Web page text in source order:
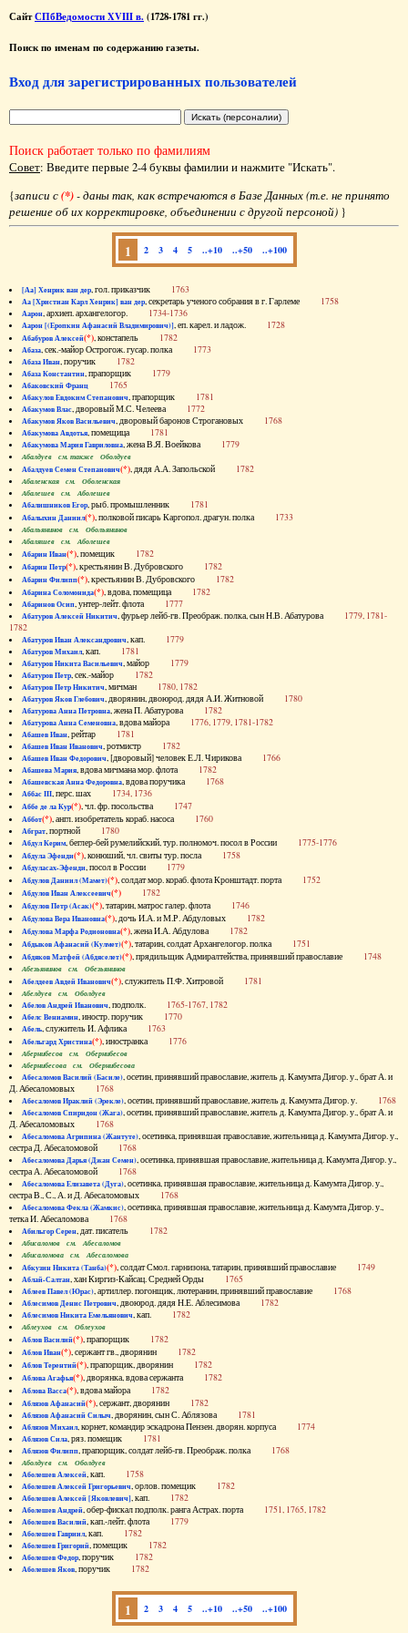
СайтСПбВедомости XVIII в. (1728-1781 гг.)
Поиск по именам по содержанию газеты.
Вход для зарегистрированных пользователей
Поиск работает только по фамилиям
Совет: Введите первые 2-4 буквы фамилии и нажмите "Искать".
{записи с(*)- даны так, как встречаются в Базе Данных (т.е. не принято
решение об их корректировке, объединении с другой персоной) }
1 2 3 4 5 ..+10 ..+50 ..+100
[Аа] Хенрик ван дер, гол. приказчик 1763
Аа [Христиан Карл Хенрик] ван дер, секретарь ученого собрания в г. Гарлеме 1758
Аарон, архиеп. архангелогор. 1734-1736
Аарон [(Еропкин Афанасий Владимирович)], еп. карел. и ладож. 1728
Абабуров Алексей(*), констапель 1782
Абаза, сек.-майор Острогож. гусар. полка 1773
Абаза Иван, поручик 1782
Абаза Константин, прапорщик 1779
Абаковский Франц 1765
Абакулов Евдоким Степанович, прапорщик 1781
Абакумов Влас, дворовый М.С. Челеева 1772
Абакумов Яков Васильевич, дворовый баронов Строгановых 1768
Абакумова Авдотья, помещица 1781
Абакумова Мария Гавриловна, жена В.Я. Воейкова 1779
Абалдуев см. также Оболдуев
Абалдуев Семен Степанович(*), дядя А.А. Запольской 1782
Абаленская см. Оболенская
Абалешев см. Аболешев
Абалишников Егор, рыб. промышленник 1781
Абалыхин Даниил(*), полковой писарь Каргопол. драгун. полка 1733
Абальянинов см. Обольянинов
Абаляшев см. Аболешев
Абарин Иван(*), помещик 1782
Абарин Петр(*), крестьянин В. Дубровского 1782
Абарин Филипп(*), крестьянин В. Дубровского 1782
Абарина Соломонида(*), вдова, помещица 1782
Абаринов Осип, унтер-лейт. флота 1777
Абатуров Алексей Никитич, фурьер лейб-гв. Преображ. полка, сын Н.В. Абатурова 1779, 1781-
1782
Абатуров Иван Александрович, кап. 1779
Абатуров Михаил, кап. 1781
Абатуров Никита Васильевич, майор 1779
Абатуров Петр, сек.-майор 1782
Абатуров Петр Никитич, мичман 1780, 1782
Абатуров Яков Глебович, дворянин, двоюрод. дядя А.И. Житновой 1780
Абатурова Анна Петровна, жена П. Абатурова 1782
Абатурова Анна Семеновна, вдова майора 1776, 1779, 1781-1782
Абашев Иван, рейтар 1781
Абашев Иван Иванович, ротмистр 1782
Абашев Иван Федорович, [дворовый] человек Е.Л. Чирикова 1766
Абашева Мария, вдова мичмана мор. флота 1782
Абашевская Анна Федоровна, вдова поручика 1768
Аббас III, перс. шах 1734, 1736
Аббе де ла Кур(*), чл. фр. посольства 1747
Аббот(*), англ. изобретатель кораб. насоса 1760
Абграт, портной 1780
Абдул Керим, беглер-бей румелийский, тур. полномоч. посол в России 1775-1776
Абдула Эфенди(*), конюший, чл. свиты тур. посла 1758
Абдуласах-Эфенди, посол в России 1779
Абдулов Даниил (Мамет)(*), солдат мор. кораб. флота Кронштадт. порта 1752
Абдулов Иван Алексеевич(*) 1782
Абдулов Петр (Асак)(*), татарин, матрос галер. флота 1746
Абдулова Вера Ивановна(*), дочь И.А. и М.Р. Абдуловых 1782
Абдулова Марфа Родионовна(*), жена И.А. Абдулова 1782
Абдыков Афанасий (Кулмет)(*), татарин, солдат Архангелогор. полка 1751
Абдяков Матфей (Абдяселет)(*), прядильщик Адмиралтейства, принявший православие 1748
Абезьянинов см. Обезьянинов
Абелдеев Авдей Иванович(*), служитель П.Ф. Хитровой 1781
Абелдуев см. Оболдуев
Абелов Андрей Иванович, подполк. 1765-1767, 1782
Абелс Вениамин, иностр. поручик 1770
Абель, служитель И. Афлика 1763
Абельгард Христина(*), иностранка 1776
Абернибесов см. Обернибесов
Абернибесова см. Обернибесова
Абесаломов Василий (Басиле), осетин, принявший православие, житель д. Камумта Дигор. у., брат А. и
Д. Абесаломовых 1768
Абесаломов Ираклий (Эрекле), осетин, принявший православие, житель д. Камумта Дигор. у. 1768
Абесаломов Спиридон (Жага), осетин, принявший православие, житель д. Камумта Дигор. у., брат А. и
Д. Абесаломовых 1768
Абесаломова Агрипина (Жантуте), осетинка, принявшая православие, жительница д. Камумта Дигор. у.,
сестра Д. Абесаломовой 1768
Абесаломова Дарья (Джан Семен), осетинка, принявшая православие, жительница д. Камумта Дигор. у.,
сестра А. Абесаломовой 1768
Абесаломова Елизавета (Дуга), осетинка, принявшая православие, жительница д. Камумта Дигор. у.,
сестра В., С., А. и Д. Абесаломовых 1768
Абесаломова Фекла (Жамкис), осетинка, принявшая православие, жительница д. Камумта Дигор. у.,
тетка И. Абесаломова 1768
Абильгор Серен, дат. писатель 1782
Абисаломов см. Абесаломов
Абисаломова см. Абесаломова
Абкузин Никита (Танба)(*), солдат Смол. гарнизона, татарин, принявший православие 1749
Аблай-Салтан, хан Киргиз-Кайсац. Средней Орды 1765
Аблеев Павел (Юрас), артиллер. погонщик, лютеранин, принявший православие 1768
Аблесимов Денис Петрович, двоюрод. дядя Н.Е. Аблесимова 1782
Аблесимов Никита Емельянович, кап. 1782
Аблеухов см. Облеухов
Аблов Василий(*), прапорщик 1782
Аблов Иван(*), сержант гв., дворянин 1782
Аблов Терентий(*), прапорщик, дворянин 1782
Аблова Агафья(*), дворянка, вдова сержанта 1782
Аблова Васса(*), вдова майора 1782
Аблязов Афанасий(*), сержант, дворянин 1782
Аблязов Афанасий Силыч, дворянин, сын С. Аблязова 1781
Аблязов Михаил, корнет, командир эскадрона Пензен. дворян. корпуса 1774
Аблязов Сила, ряз. помещик 1781
Аблязов Филипп, прапорщик, солдат лейб-гв. Преображ. полка 1768
Аболдуев см. Оболдуев
Аболешев Алексей, кап. 1758
Аболешев Алексей Григорьевич, орлов. помещик 1782
Аболешев Алексей [Яковлевич], кап. 1782
Аболешев Андрей, обер-фискал подполк. ранга Астрах. порта 1751, 1765, 1782
Аболешев Василий, кап.-лейт. флота 1779
Аболешев Гавриил, кап. 1782
Аболешев Григорий, помещик 1782
Аболешев Федор, поручик 1782
Аболешев Яков, поручик 1782
1 2 3 4 5 ..+10 ..+50 ..+100